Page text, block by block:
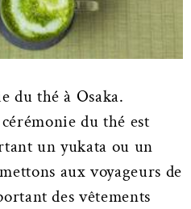
du thé à Osaka.
du thé est
un yukata ou un
aux voyageurs de
des vêtements